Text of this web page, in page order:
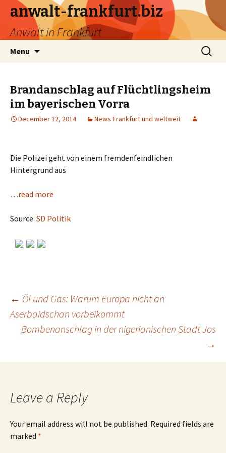
anwalt-frankfurt.biz
Anwalt in Frankfurt
Menu
Search
for:
Brandanschlag auf Flüchtlingsheim
im bayerischen Vorra
December 12, 2014 News Frankfurt und weltweit
Die Polizei geht von einem fremdenfeindlichen
Hintergrund aus
…read more
Source: SD Politik
Post
navigation
← Öl und Gas: Warum Europa nicht an
Aserbaidschan vorbeikommt
Bombenanschlag in der nigerianischen Stadt Jos
→
Leave a Reply
Your email address will not be published. Required fields are
marked *